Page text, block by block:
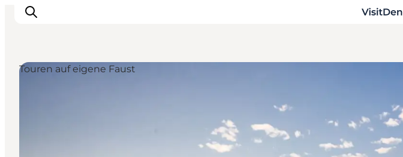
Touren auf eigene Faust